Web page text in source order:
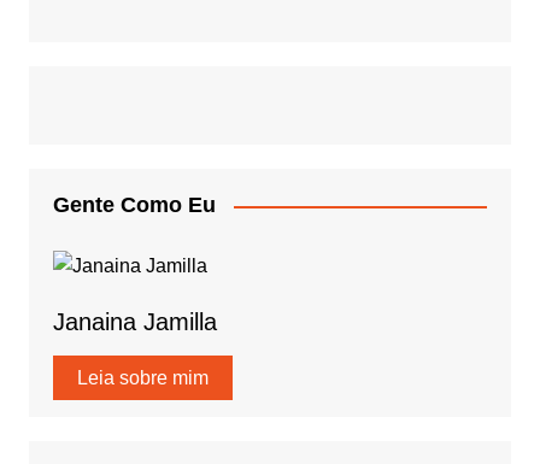
Gente Como Eu
Janaina Jamilla
Leia sobre mim